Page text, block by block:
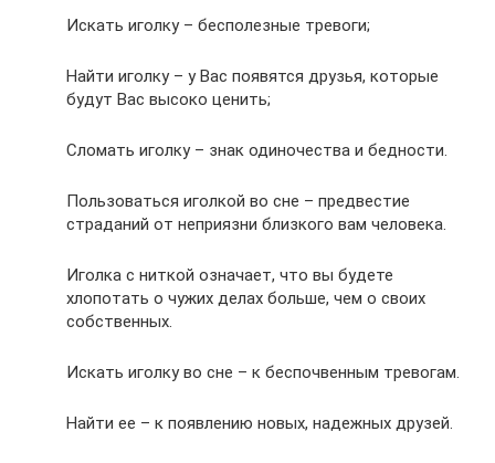
Искать иголку – бесполезные тревоги;
Найти иголку – у Вас появятся друзья, которые
будут Вас высоко ценить;
Сломать иголку – знак одиночества и бедности.
Пользоваться иголкой во сне – предвестие
страданий от неприязни близкого вам человека.
Иголка с ниткой означает, что вы будете
хлопотать о чужих делах больше, чем о своих
собственных.
Искать иголку во сне – к беспочвенным тревогам.
Найти ее – к появлению новых, надежных друзей.